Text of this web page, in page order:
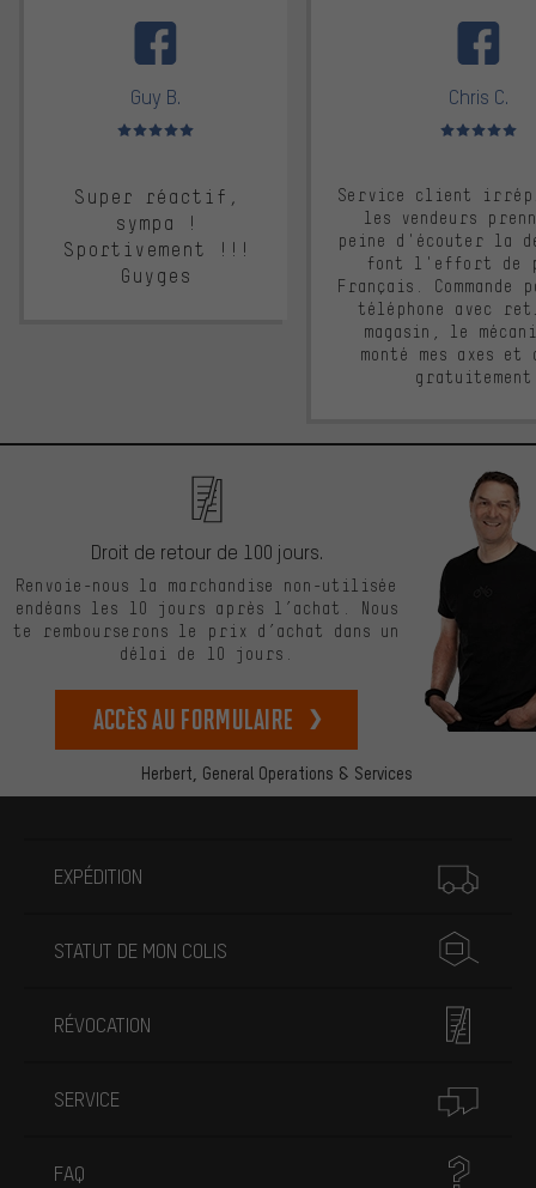
Guy B.
Note moyenne : 5 sur 5
Super réactif,
sympa !
Sportivement !!!
Guyges
Chris C.
Note moyenne :
Service client
les vendeurs
peine d'écouter la
font l'effort de
Français. Commande
téléphone avec
magasin, le
monté mes axes et
Herbert, General Operations & Services
Droit de retour de 100 jours.
Renvoie-nous la marchandise non-utilisée
endéans les 10 jours après l’achat. Nous
te rembourserons le prix d’achat dans un
délai de 10 jours.
Accès au formulaire
EXPÉDITION
STATUT DE MON COLIS
RÉVOCATION
SERVICE
FAQ